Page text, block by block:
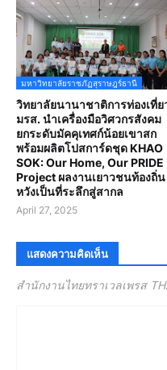
มหาวิทยาลัยราชภัฏสุราษฎร์ธานี
วิทยาลัยนานาชาติการท่องเที่ย
มรส. นำเครื่องมือวิศวกรสังคม
ยกระดับมัคคุเทศก์น้อยเขาสก
พร้อมผลิตโปสการ์ดชุด KHAO
SOK: Our Home, Our PRIDE
Project ผลงานเยาวชนท้องถิ่น
หวังเป็นที่ระลึกสู่สากล
April 27, 2025
แสดงความคิดเห็น
สำนักงานไทยทราเวลเพรส